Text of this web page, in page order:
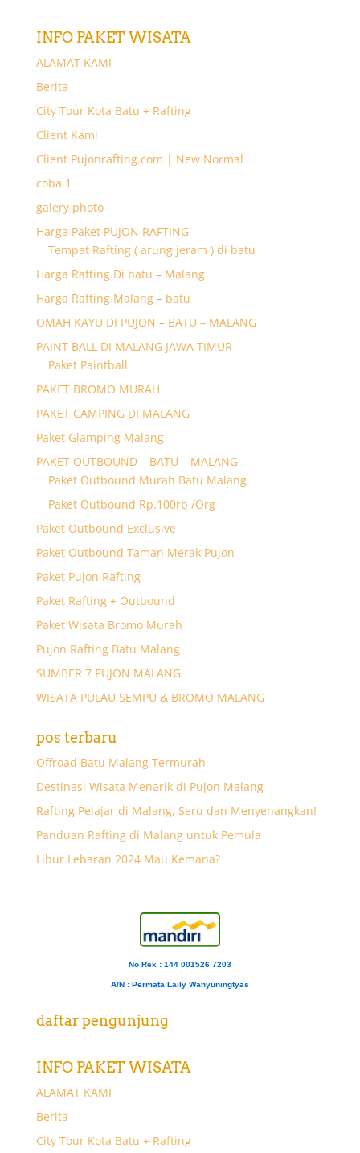
INFO PAKET WISATA
ALAMAT KAMI
Berita
City Tour Kota Batu + Rafting
Client Kami
Client Pujonrafting.com | New Normal
coba 1
galery photo
Harga Paket PUJON RAFTING
Tempat Rafting ( arung jeram ) di batu
Harga Rafting Di batu – Malang
Harga Rafting Malang – batu
OMAH KAYU DI PUJON – BATU – MALANG
PAINT BALL DI MALANG JAWA TIMUR
Paket Paintball
PAKET BROMO MURAH
PAKET CAMPING DI MALANG
Paket Glamping Malang
PAKET OUTBOUND – BATU – MALANG
Paket Outbound Murah Batu Malang
Paket Outbound Rp.100rb /Org
Paket Outbound Exclusive
Paket Outbound Taman Merak Pujon
Paket Pujon Rafting
Paket Rafting + Outbound
Paket Wisata Bromo Murah
Pujon Rafting Batu Malang
SUMBER 7 PUJON MALANG
WISATA PULAU SEMPU & BROMO MALANG
pos terbaru
Offroad Batu Malang Termurah
Destinasi Wisata Menarik di Pujon Malang
Rafting Pelajar di Malang, Seru dan Menyenangkan!
Panduan Rafting di Malang untuk Pemula
Libur Lebaran 2024 Mau Kemana?
No Rek : 144 001526 7203
A/N : Permata Laily Wahyuningtyas
daftar pengunjung
INFO PAKET WISATA
ALAMAT KAMI
Berita
City Tour Kota Batu + Rafting